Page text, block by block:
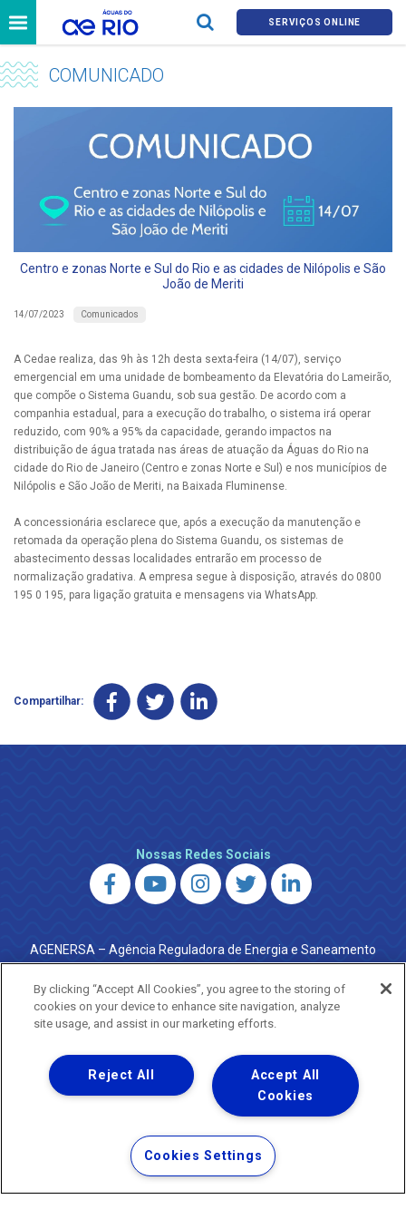
SERVIÇOS ONLINE
COMUNICADO
Centro e zonas Norte e Sul do Rio e as cidades de Nilópolis e São
João de Meriti
14/07/2023 Comunicados
A Cedae realiza, das 9h às 12h desta sexta-feira (14/07), serviço
emergencial em uma unidade de bombeamento da Elevatória do Lameirão,
que compõe o Sistema Guandu, sob sua gestão. De acordo com a
companhia estadual, para a execução do trabalho, o sistema irá operar
reduzido, com 90% a 95% da capacidade, gerando impactos na
distribuição de água tratada nas áreas de atuação da Águas do Rio na
cidade do Rio de Janeiro (Centro e zonas Norte e Sul) e nos municípios de
Nilópolis e São João de Meriti, na Baixada Fluminense.
A concessionária esclarece que, após a execução da manutenção e
retomada da operação plena do Sistema Guandu, os sistemas de
abastecimento dessas localidades entrarão em processo de
normalização gradativa. A empresa segue à disposição, através do 0800
195 0 195, para ligação gratuita e mensagens via WhatsApp.
Compartilhar:
Nossas Redes Sociais
AGENERSA – Agência Reguladora de Energia e Saneamento
do Estado do Rio de Janeiro
0800 024 9040 · (21) 2332-6457 (WhatsApp) ·
ouvidoria@agenersa.rj.gov.br/ouvidoria.agenersa@gmail.com
·http://www.agenersa.rj.gov.br
Uma empresa
Copyright ® 2026 - Todos os Direitos Reservados.
Termos Gerais de Uso de Sites e Aplicativos
Política de Privacidade e Proteção de Dados
By clicking “Accept All Cookies”, you agree to the storing of
cookies on your device to enhance site navigation, analyze
site usage, and assist in our marketing efforts.
Accept All
Cookies
Reject All
Cookies Settings